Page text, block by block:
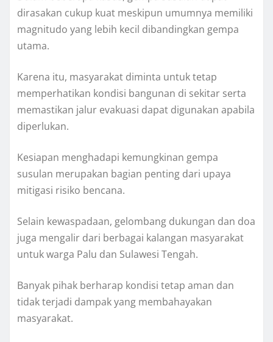
dirasakan cukup kuat meskipun umumnya memiliki
magnitudo yang lebih kecil dibandingkan gempa
utama.
Karena itu, masyarakat diminta untuk tetap
memperhatikan kondisi bangunan di sekitar serta
memastikan jalur evakuasi dapat digunakan apabila
diperlukan.
Kesiapan menghadapi kemungkinan gempa
susulan merupakan bagian penting dari upaya
mitigasi risiko bencana.
Selain kewaspadaan, gelombang dukungan dan doa
juga mengalir dari berbagai kalangan masyarakat
untuk warga Palu dan Sulawesi Tengah.
Banyak pihak berharap kondisi tetap aman dan
tidak terjadi dampak yang membahayakan
masyarakat.